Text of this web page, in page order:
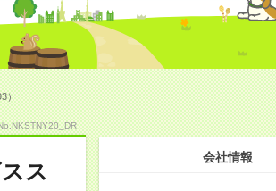
）
ス
会社情報